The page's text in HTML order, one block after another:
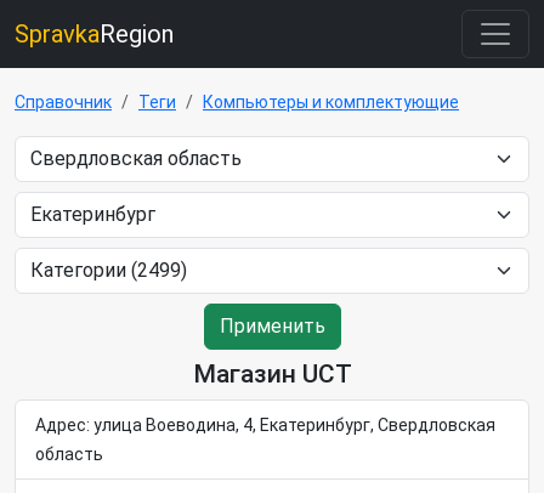
SpravkaRegion
Справочник Теги Компьютеры и комплектующие
Применить
Магазин UCT
Адрес: улица Воеводина, 4, Екатеринбург, Свердловская
область